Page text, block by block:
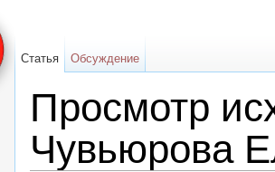
Просмотр
Чувьюрова
Статья Обсуждение